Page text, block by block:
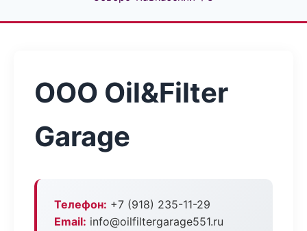
ООО Oil&Filter
Garage
Телефон: +7 (918) 235-11-29
Email: info@oilfiltergarage551.ru